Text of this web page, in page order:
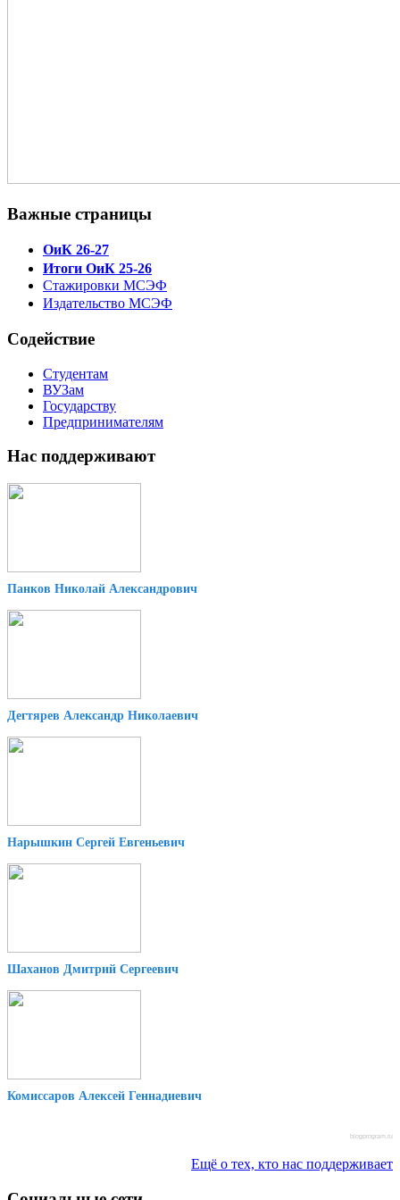
Важные страницы
ОиК 26-27
Итоги ОиК 25-26
Стажировки МСЭФ
Издательство МСЭФ
Содействие
Студентам
ВУЗам
Государству
Предпринимателям
Нас поддерживают
Панков Николай Александрович
Дегтярев Александр Николаевич
Нарышкин Сергей Евгеньевич
Шаханов Дмитрий Сергеевич
Комиссаров Алексей Геннадиевич
blogprogram.ru
Ещё о тех, кто нас поддерживает